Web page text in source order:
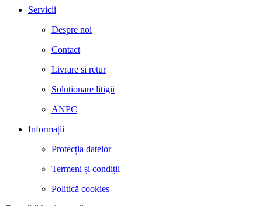
Servicii
Despre noi
Contact
Livrare si retur
Solutionare litigii
ANPC
Informații
Protecția datelor
Termeni și condiții
Politică cookies